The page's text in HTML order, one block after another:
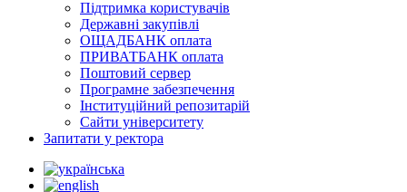
Підтримка користувачів
Державні закупівлі
ОЩАДБАНК оплата
ПРИВАТБАНК оплата
Поштовий сервер
Програмне забезпечення
Інституційний репозитарій
Сайти університету
Запитати у ректора